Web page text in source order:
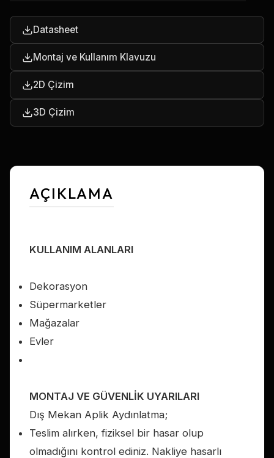
Datasheet
Montaj ve Kullanım Klavuzu
2D Çizim
3D Çizim
AÇIKLAMA
KULLANIM ALANLARI
Dekorasyon
Süpermarketler
Mağazalar
Evler
MONTAJ VE GÜVENLİK UYARILARI
Dış Mekan Aplik Aydınlatma;
Teslim alırken, fiziksel bir hasar olup
olmadığını kontrol ediniz. Nakliye hasarlı